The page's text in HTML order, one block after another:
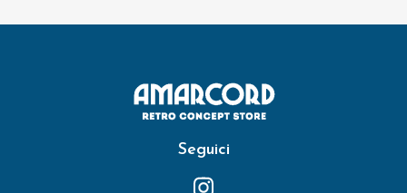
Seguici